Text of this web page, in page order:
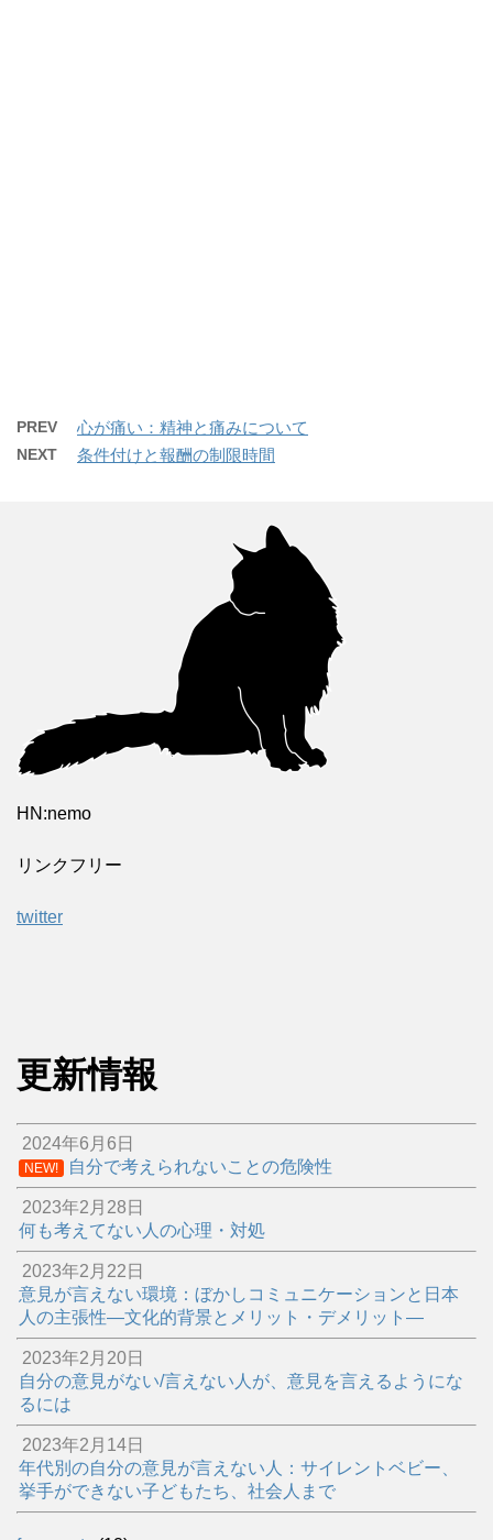
PREV 心が痛い：精神と痛みについて
NEXT 条件付けと報酬の制限時間
HN:nemo
リンクフリー
twitter
更新情報
2024年6月6日
NEW! 自分で考えられないことの危険性
2023年2月28日
何も考えてない人の心理・対処
2023年2月22日
意見が言えない環境：ぼかしコミュニケーションと日本
人の主張性―文化的背景とメリット・デメリット―
2023年2月20日
自分の意見がない/言えない人が、意見を言えるようにな
るには
2023年2月14日
年代別の自分の意見が言えない人：サイレントベビー、
挙手ができない子どもたち、社会人まで